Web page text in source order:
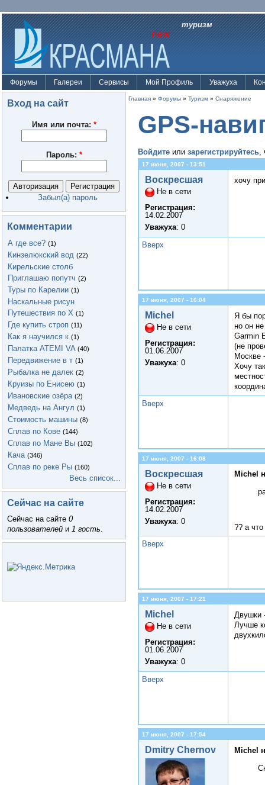
туризм
Форумы Галереи Сервисы Мой Профиль Уважуха
Вход на сайт
Имя или почта: *
Пароль: *
Забыл(а) пароль
Комментарии
А где все? (1)
Кинзелюкский вод (22)
Кирельские столб
Приглашаю попутч (2)
Туры по Карелии (1)
Наскальные рисун
Путешествия по Х (1)
Где купить строп (11)
Как я научился к (1)
Палатка ATEMI VA (40)
Передвижение в т (1)
Рыбалка не далек (2)
Круизы по Енисею (1)
Ивановские озёра (2)
Медведь на Ангул (1)
Стоимость машины (8)
Сплав по Кове (144)
Сплав по Мане Вы (102)
Кача (346)
Сплав по реке Ры (160)
Весь список...
Сейчас на сайте
Сейчас на сайте 0
пользователей и 1 гость.
Главная » Форумы » Туризм » Снаряжение
GPS-
Войдите или зарегистрируйтесь,
17 июня, 2007 - 13:51
Воскресшая
Не в сети
Регистрация:
14.02.2007
Уважуха: 0
хочу
Вверх
17 июня, 2007 - 16:04
Michel
Не в сети
Регистрация:
01.06.2007
Уважуха: 0
Я бы
но он
Garmin
(не
Москве
Хочу
Вверх
17 июня, 2007 - 16:08
Воскресшая
Не в сети
Регистрация:
14.02.2007
Уважуха: 0
Michel
?? а
Вверх
17 июня, 2007 - 17:21
Michel
Не в сети
Регистрация:
01.06.2007
Уважуха: 0
Двушки
Лучше
Вверх
17 июня, 2007 - 17:54
Dmitry Chernov Michel